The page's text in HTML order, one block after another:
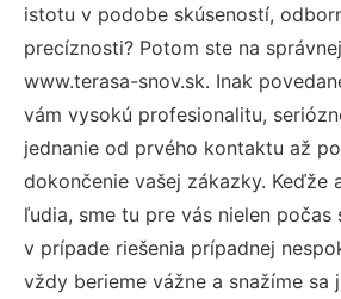
istotu v podobe skúseností,
precíznosti? Potom ste na
www.terasa-snov.sk. Inak
vám vysokú profesionalitu,
jednanie od prvého kontaktu až
dokončenie vašej zákazky. Keďže
ľudia, sme tu pre vás nielen počas
v prípade riešenia prípadnej
vždy berieme vážne a snažíme sa